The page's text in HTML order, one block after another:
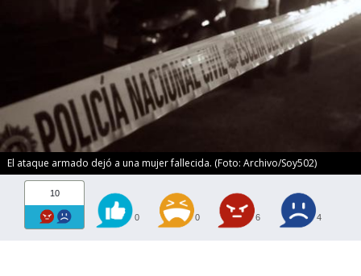
El ataque armado dejó a una mujer fallecida. (Foto: Archivo/Soy502)
10
0 0 6 4